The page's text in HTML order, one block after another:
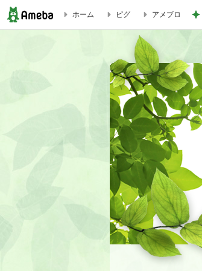
B.M.S. ボディーメンテナンスサロン
ホーム ピグ アメブロ